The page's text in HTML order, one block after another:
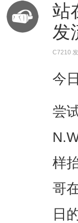
站
发
C7210
今
尝
样
哥
日